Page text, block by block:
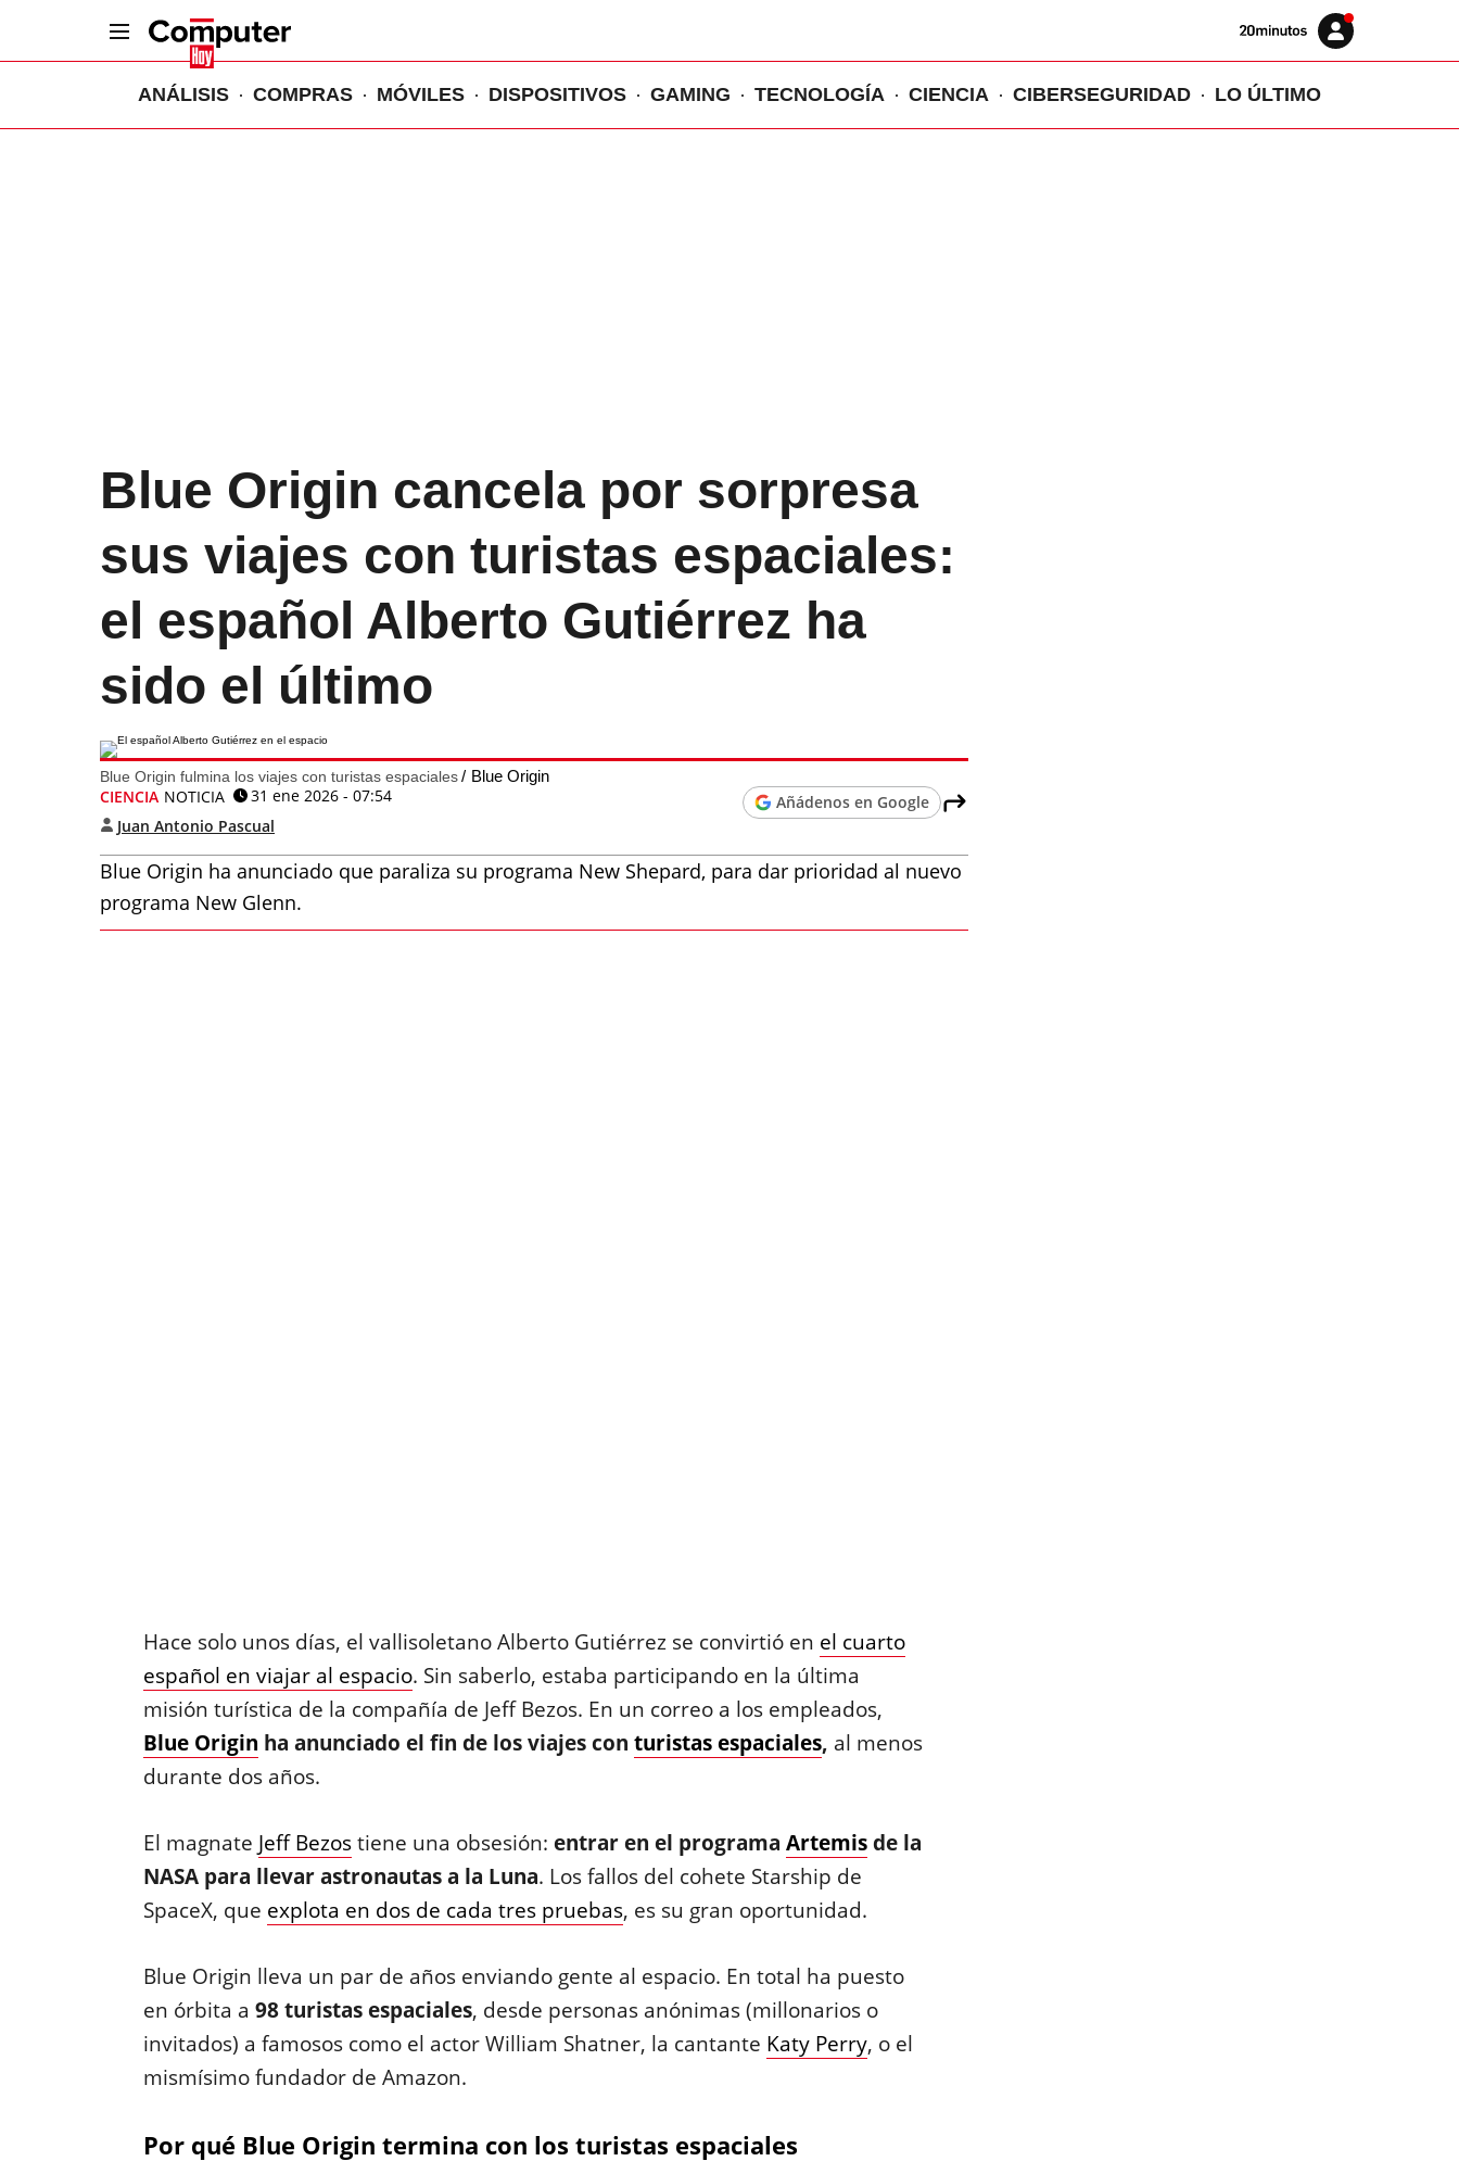
Volver
Iniciar
sesión
ANÁLISIS COMPRAS MÓVILES DISPOSITIVOS GAMING TECNOLOGÍA CIENCIA CIBERSEGURIDAD LO ÚLTIMO
Blue Origin cancela por sorpresa
sus viajes con turistas espaciales:
el español Alberto Gutiérrez ha
sido el último
Blue Origin fulmina los viajes con turistas espaciales Blue Origin
CIENCIA NOTICIA
31 ene 2026 - 07:54
Juan Antonio Pascual
Añádenos en Google
Blue Origin ha anunciado que paraliza su programa New Shepard, para dar prioridad al nuevo
programa New Glenn.
Hace solo unos días, el vallisoletano Alberto Gutiérrez se convirtió en el cuarto
español en viajar al espacio. Sin saberlo, estaba participando en la última
misión turística de la compañía de Jeff Bezos. En un correo a los empleados,
Blue Origin ha anunciado el fin de los viajes con turistas espaciales, al menos
durante dos años.
El magnate Jeff Bezostiene una obsesión: entrar en el programa Artemisde la
NASA para llevar astronautas a la Luna. Los fallos del cohete Starship de
SpaceX, que explota en dos de cada tres pruebas, es su gran oportunidad.
Blue Origin lleva un par de años enviando gente al espacio. En total ha puesto
en órbita a 98 turistas espaciales, desde personas anónimas (millonarios o
invitados) a famosos como el actor William Shatner, la cantante Katy Perry, o el
mismísimo fundador de Amazon.
Por qué Blue Origin termina con los turistas espaciales